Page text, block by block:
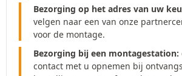
Bezorging op het adres van uw
velgen naar een van onze
voor de montage.
Bezorging bij een montagestation:
contact met u opnemen bij